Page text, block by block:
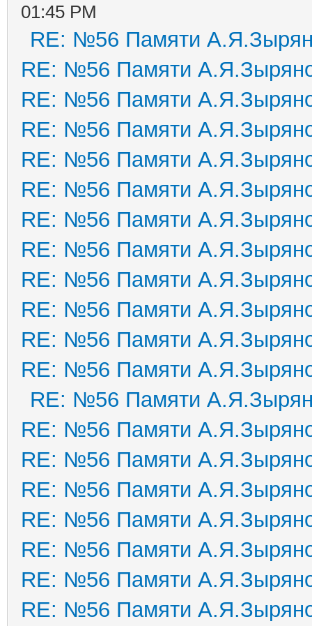
01:45 PM
RE: №56 Памяти
RE: №56 Памяти
RE: №56 Памяти
RE: №56 Памяти
RE: №56 Памяти
RE: №56 Памяти
RE: №56 Памяти
RE: №56 Памяти
RE: №56 Памяти
RE: №56 Памяти
RE: №56 Памяти
RE: №56 Памяти
RE: №56 Памяти
RE: №56 Памяти
RE: №56 Памяти
RE: №56 Памяти
RE: №56 Памяти
RE: №56 Памяти
RE: №56 Памяти
RE: №56 Памяти